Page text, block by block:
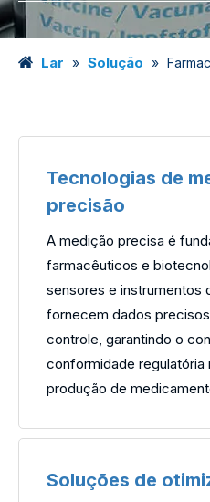
Lar » Solução »
Tecnologias de
precisão
A medição precisa é
farmacêuticos e
sensores e instrumentos
fornecem dados
controle, garantindo o
conformidade regulatória
produção de
Soluções de